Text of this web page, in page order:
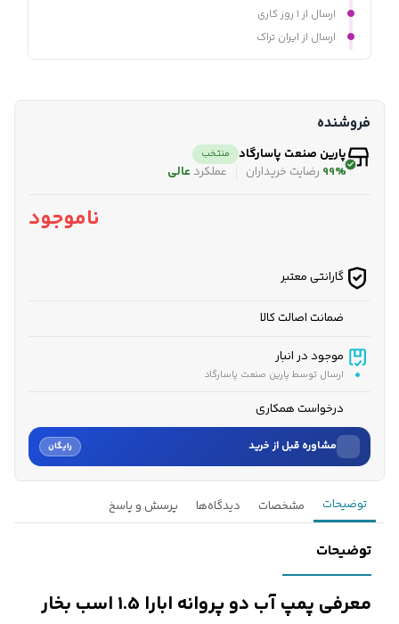
ارسال از ۱ روز کاری
ارسال از ایران تراک
فروشنده
پارین صنعت پاسارگاد منتخب
99% رضایت خریداران عملکرد عالی
ناموجود
گارانتی معتبر
ضمانت اصالت کالا
موجود در انبار
ارسال توسط پارین صنعت پاسارگاد
درخواست همکاری
مشاوره قبل از خرید رایگان
نام
توضیحات مشخصات دیدگاه‌ها پرسش و پاسخ
توضیحات
معرفی پمپ آب دو پروانه ابارا 1.5 اسب بخار